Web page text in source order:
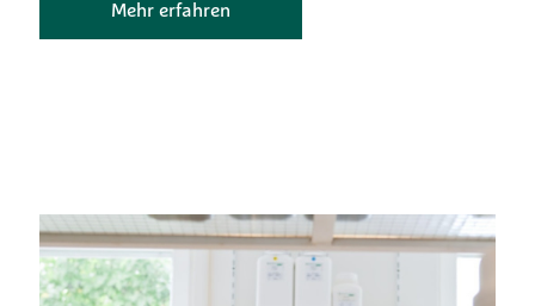
Mehr erfahren